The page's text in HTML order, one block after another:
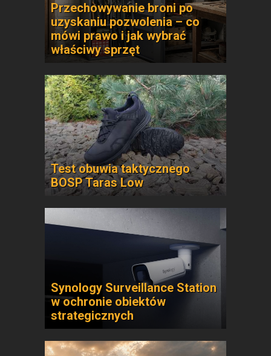
Przechowywanie broni po
uzyskaniu pozwolenia – co
mówi prawo i jak wybrać
właściwy sprzęt
Test obuwia taktycznego
BOSP Taras Low
Synology Surveillance Station
w ochronie obiektów
strategicznych